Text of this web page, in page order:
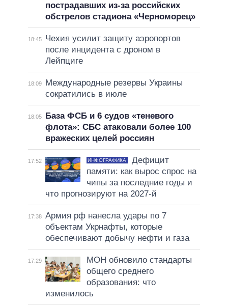
пострадавших из-за российских
обстрелов стадиона «Черноморец»
18:45
Чехия усилит защиту аэропортов
после инцидента с дроном в
Лейпциге
18:09
Международные резервы Украины
сократились в июле
18:05
База ФСБ и 6 судов «теневого
флота»: СБС атаковали более 100
вражеских целей россиян
17:52 ИНФОГРАФИКА
Дефицит
памяти: как вырос спрос на
чипы за последние годы и
что прогнозируют на 2027-й
17:38 Армия рф нанесла удары по 7
объектам Укрнафты, которые
обеспечивают добычу нефти и газа
17:29
МОН обновило стандарты
общего среднего
образования: что
изменилось